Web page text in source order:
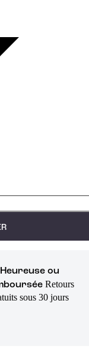
Heureuse ou
Retours
sous 30 jours